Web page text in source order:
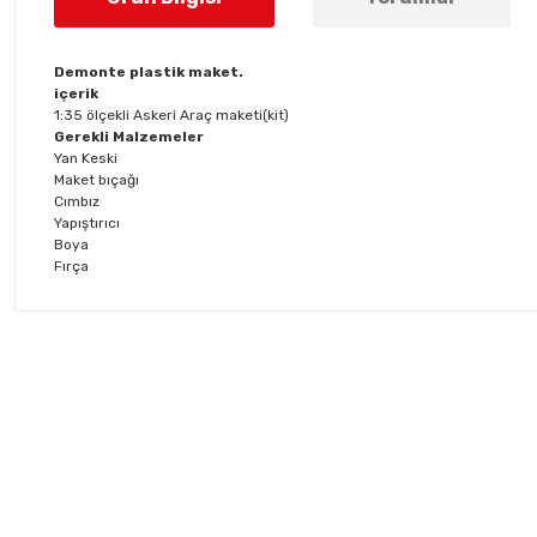
Demonte plastik maket.
içerik
1:35 ölçekli Askeri Araç maketi(kit)
Gerekli Malzemeler
Yan Keski
Maket bıçağı
Cımbız
Yapıştırıcı
Boya
Fırça